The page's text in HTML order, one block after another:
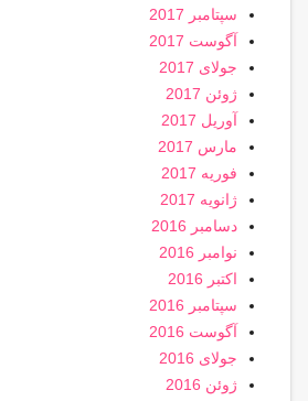
سپتامبر 2017
آگوست 2017
جولای 2017
ژوئن 2017
آوریل 2017
مارس 2017
فوریه 2017
ژانویه 2017
دسامبر 2016
نوامبر 2016
اکتبر 2016
سپتامبر 2016
آگوست 2016
جولای 2016
ژوئن 2016